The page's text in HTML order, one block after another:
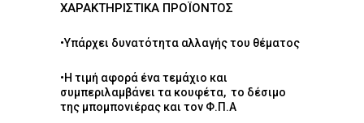
ΧΑΡΑΚΤΗΡΙΣΤΙΚΑ ΠΡΟΪΟΝΤΟΣ
•Υπάρχει δυνατότητα αλλαγής του θέματος
•Η τιμή αφορά ένα τεμάχιο και
συμπεριλαμβάνει τα κουφέτα, το δέσιμο
της μπομπονιέρας και τον Φ.Π.Α